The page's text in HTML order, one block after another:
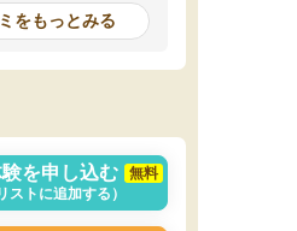
ーションの維持が難しかったよう
授業内容が楽しかったせいか、自
をもっとみる
を申し込む
無料
ストに追加する）